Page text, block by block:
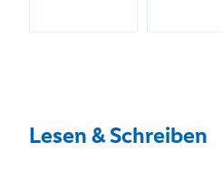
Lesen & Schreiben